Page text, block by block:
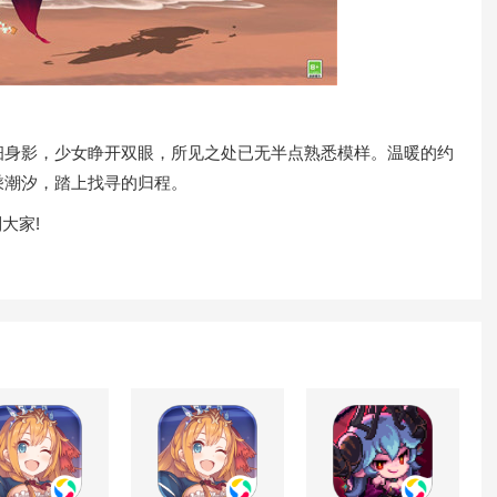
，少女睁开双眼，所见之处已无半点熟悉模样。温暖的约
汐，踏上找寻的归程。
家!